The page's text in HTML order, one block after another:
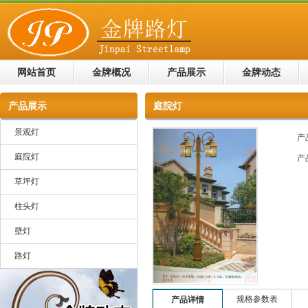
网站首页 金牌概况 产品展示 金牌动态
产品展示
景观灯
庭院灯
草坪灯
柱头灯
壁灯
路灯
庭院灯
产
产
产品详情 规格参数表